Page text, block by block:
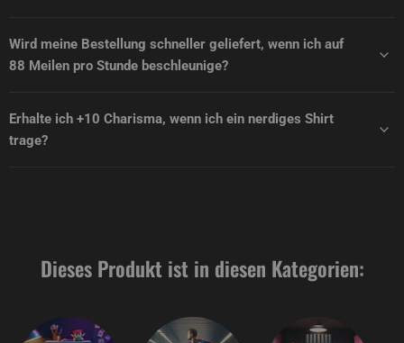
Wird meine Bestellung schneller geliefert, wenn ich auf
88 Meilen pro Stunde beschleunige?
Erhalte ich +10 Charisma, wenn ich ein nerdiges Shirt
trage?
Dieses Produkt ist in diesen Kategorien: